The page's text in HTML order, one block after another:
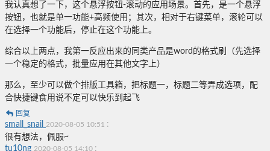
我认真想了一下，这个悬浮按钮-滚动的应用场景。首先，是一个悬浮
按钮，也就是单一功能+高频使用；其次，相对于右键菜单，滚轮可以
在选择一个功能后，停止在这个功能上。
综合以上两点，我第一反应出来的同类产品是word的格式刷（先选择
一个稳定的格式，批量应用在其他文字上）
那么，至少可以做个排版工具箱，把标题一，标题二等弄成选项，配
合快捷键食用说不定可以快乐到起飞
回复
small_snail 2020-08-05 10:51 :
很有想法，佩服~
tu10ng 2020-08-05 14:10 :